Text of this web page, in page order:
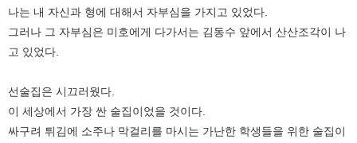
나는 내 자신과 형에 대해서 자부심을 가지고 있었다.
그러나 그 자부심은 미호에게 다가서는 김동수 앞에서 산산조각이 나
고 있었다.
선술집은 시끄러웠다.
이 세상에서 가장 싼 술집이었을 것이다.
싸구려 튀김에 소주나 막걸리를 마시는 가난한 학생들을 위한 술집이